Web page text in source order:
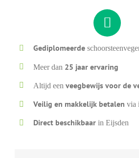
Gediplomeerde
Meer dan 25 jaar ervaring
Altijd eenveegbewijs voor de
Veilig en makkelijk betalen via
Direct beschikbaar in Eijsden